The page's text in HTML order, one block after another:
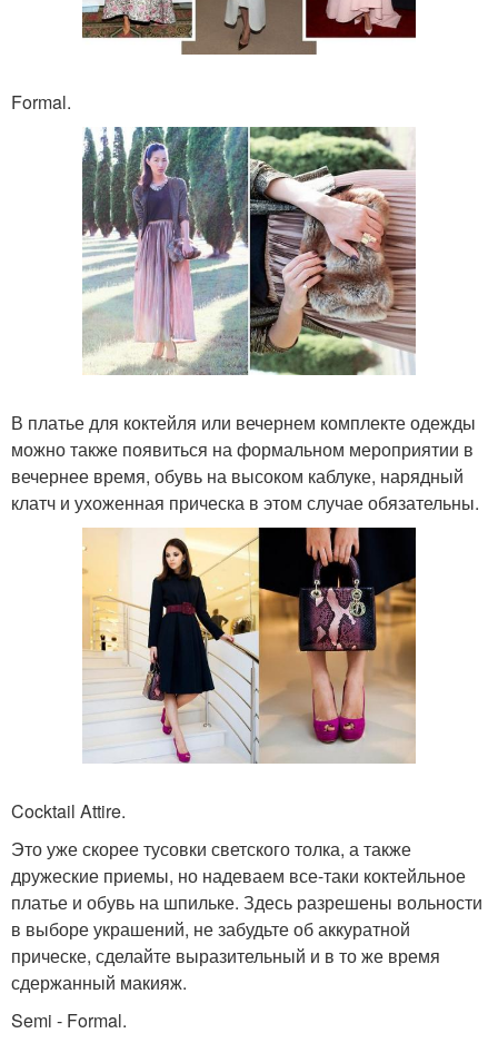
Formal.
В платье для коктейля или вечернем комплекте одежды
можно также появиться на формальном мероприятии в
вечернее время, обувь на высоком каблуке, нарядный
клатч и ухоженная прическа в этом случае обязательны.
Cocktail Attire.
Это уже скорее тусовки светского толка, а также
дружеские приемы, но надеваем все-таки коктейльное
платье и обувь на шпильке. Здесь разрешены вольности
в выборе украшений, не забудьте об аккуратной
прическе, сделайте выразительный и в то же время
сдержанный макияж.
Semi - Formal.